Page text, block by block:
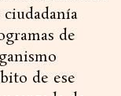
de
de ese